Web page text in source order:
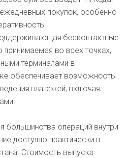
покупок, особенно
бесконтактные
принимаемая во всех точках,
терминалами в
обеспечивает возможность
платежей, включая
большинства операций внутри
доступно практически в
Стоимость выпуска